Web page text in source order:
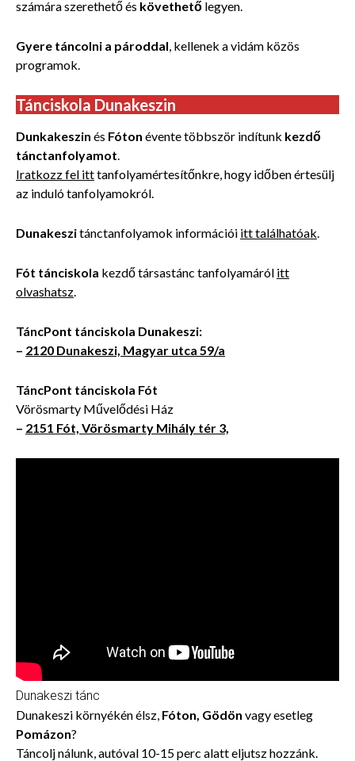
számára szerethető és követhető legyen.
Gyere táncolni a pároddal , kellenek a vidám közös
programok.
Tánciskola Dunakeszin
Dunkakeszin és Fóton évente többször indítunk kezdő
tánctanfolyamot
Iratkozz fel itttanfolyamértesítőnkre, hogy időben értesülj
az induló tanfolyamokról.
Dunakeszitánctanfolyamok információi itt találhatóak
Fót tánciskola kezdő társastánc tanfolyamáról itt
olvashatsz
TáncPont tánciskola Dunakeszi:
– 2120 Dunakeszi, Magyar utca 59/a
TáncPont tánciskola Fót
Vörösmarty Művelődési Ház
– 2151 Fót, Vörösmarty Mihály tér 3,
Dunakeszi tánc
Dunakeszi környékén élsz, Fóton, Gödön vagy esetleg
Pomázon?
Táncolj nálunk, autóval 10-15 perc alatt eljutsz hozzánk.